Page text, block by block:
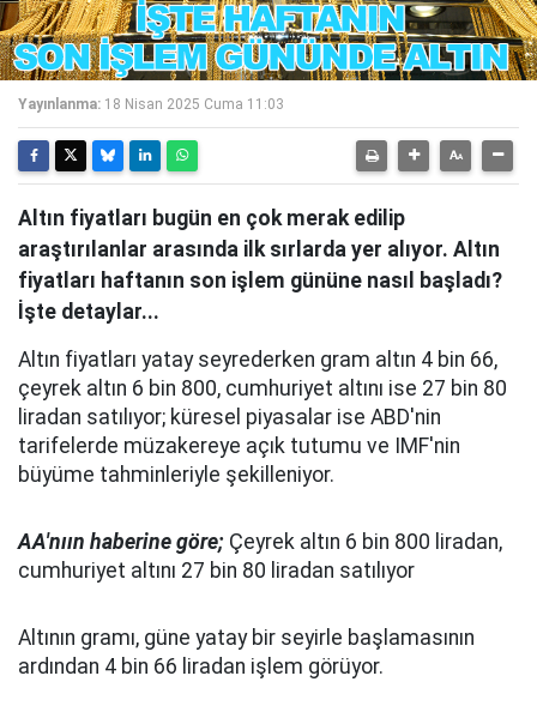
Yayınlanma: 18 Nisan 2025 Cuma 11:03
Altın fiyatları bugün en çok merak edilip
araştırılanlar arasında ilk sırlarda yer alıyor. Altın
fiyatları haftanın son işlem gününe nasıl başladı?
İşte detaylar...
Altın fiyatları yatay seyrederken gram altın 4 bin 66,
çeyrek altın 6 bin 800, cumhuriyet altını ise 27 bin 80
liradan satılıyor; küresel piyasalar ise ABD'nin
tarifelerde müzakereye açık tutumu ve IMF'nin
büyüme tahminleriyle şekilleniyor.
AA'nıın haberine göre; Çeyrek altın 6 bin 800 liradan,
cumhuriyet altını 27 bin 80 liradan satılıyor
Altının gramı, güne yatay bir seyirle başlamasının
ardından 4 bin 66 liradan işlem görüyor.